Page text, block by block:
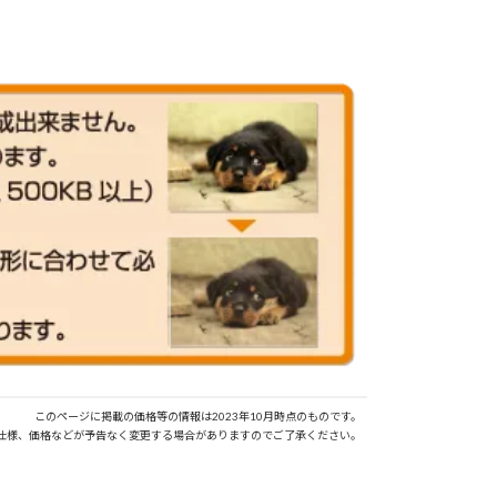
このページに掲載の価格等の情報は2023年10月時点のものです。
様、価格などが予告なく変更する場合がありますのでご了承ください。